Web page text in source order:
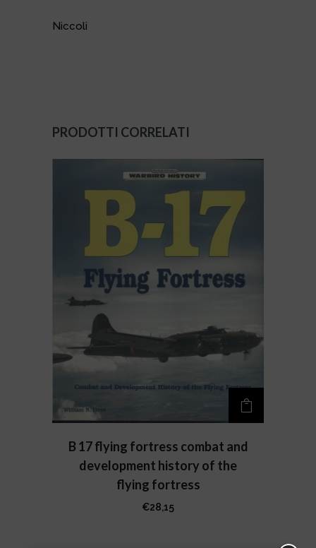
Niccoli
PRODOTTI CORRELATI
B 17 flying fortress combat and
development history of the
flying fortress
€28,15